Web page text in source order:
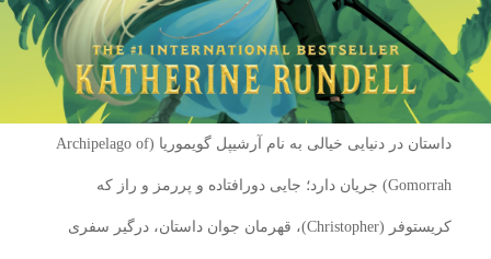
داستان در دنیایی خیالی به نام آرشیپل گویموریا (Archipelago of
Gomorrah) جریان دارد؛ جایی دورافتاده و پررمز و راز که
کریستوفر (Christopher)، قهرمان جوان داستان، درگیر سفری